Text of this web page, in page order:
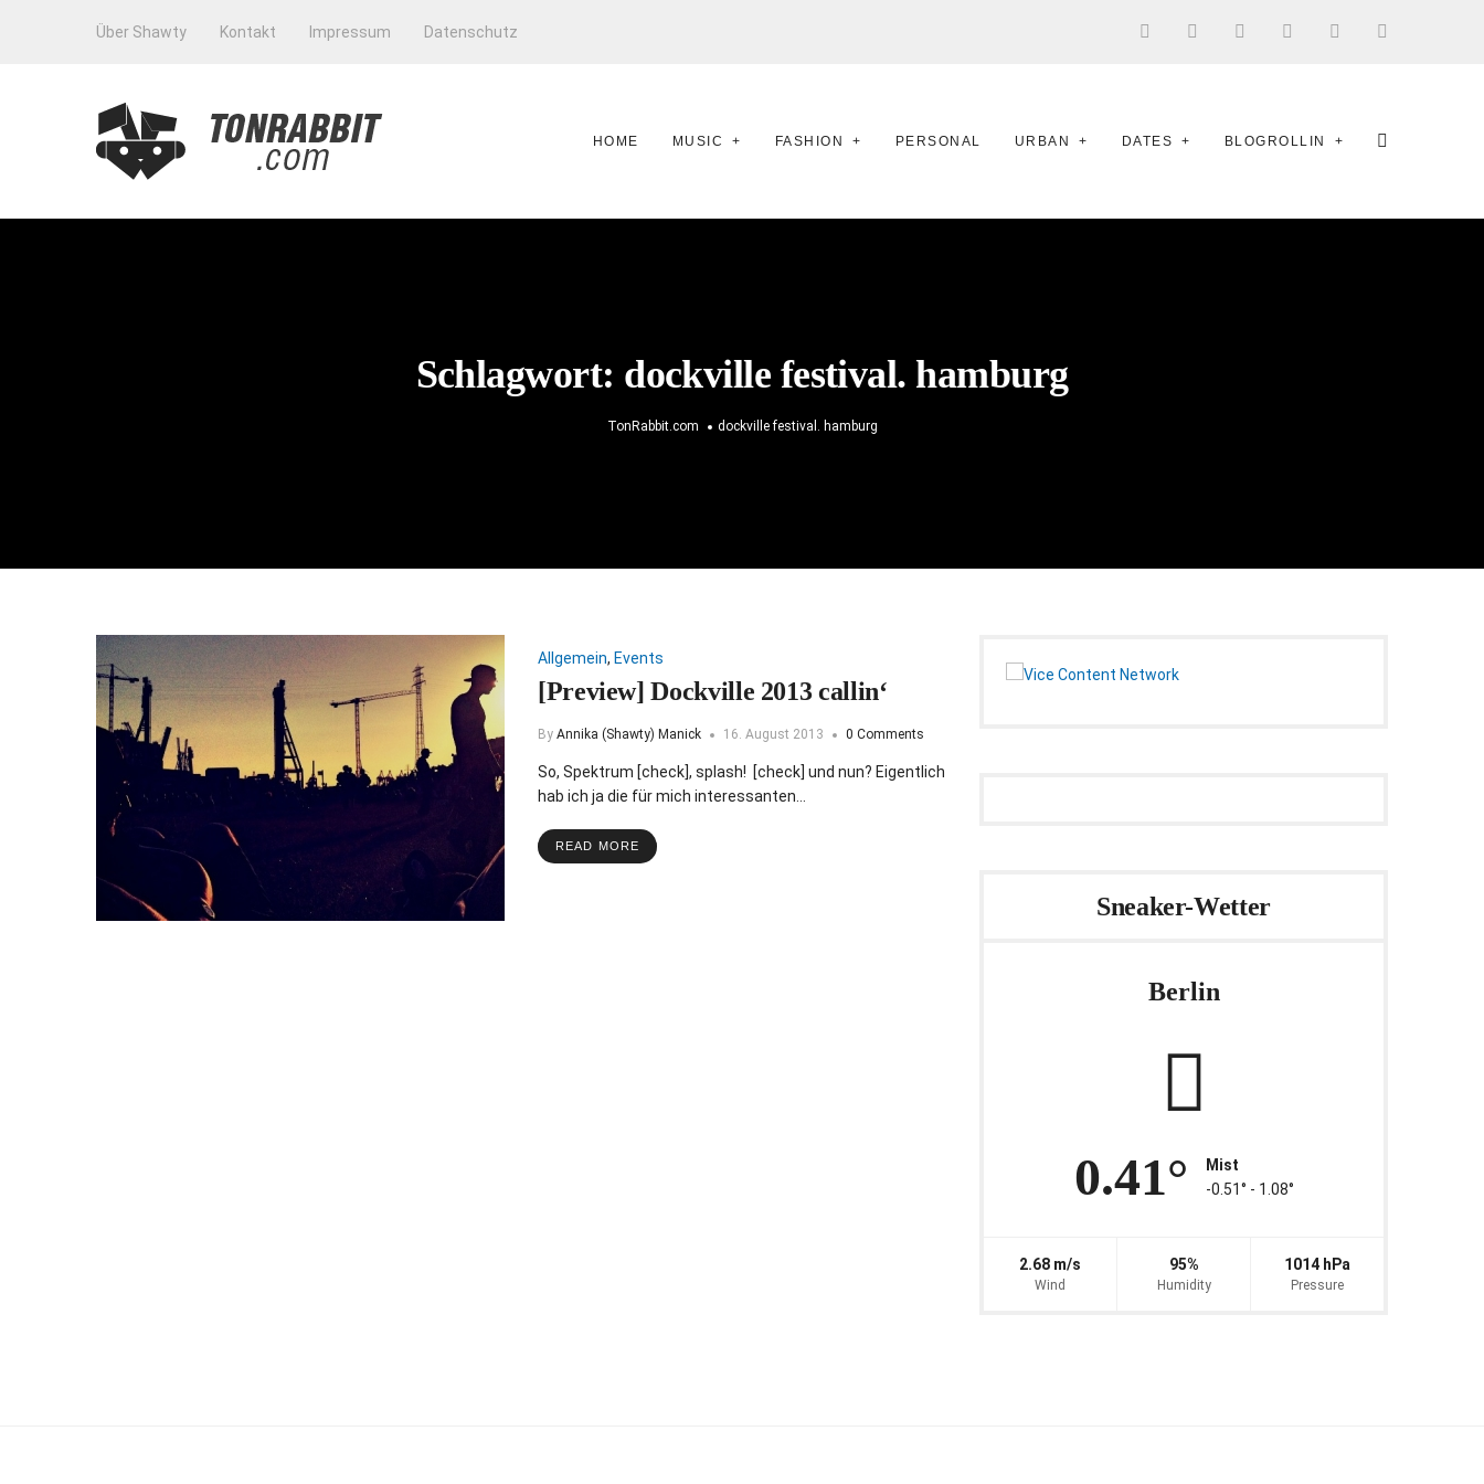
Über Shawty Kontakt Impressum Datenschutz
HOME MUSIC FASHION PERSONAL URBAN DATES BLOGROLLIN
Schlagwort: dockville festival. hamburg
TonRabbit.com dockville festival. hamburg
Allgemein, Events
[Preview] Dockville 2013 callin‘
By Annika (Shawty) Manick 16. August 2013 0 Comments
So, Spektrum [check], splash! [check] und nun? Eigentlich
hab ich ja die für mich interessanten…
READ MORE
Sneaker-Wetter
Berlin
0.41°
Mist
-0.51° ‐ 1.08°
2.68 m/s
Wind
95%
Humidity
1014 hPa
Pressure